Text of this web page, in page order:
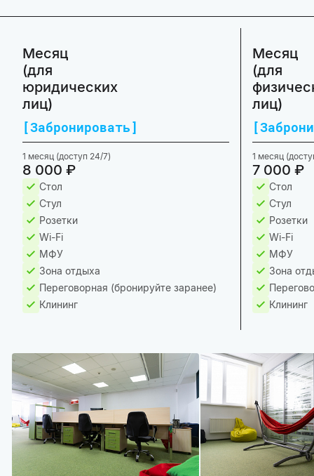
Забронировать
Месяц
(для
юридических
лиц)
1 месяц (доступ 24/7)
8 000 ₽
Стол
Стул
Розетки
Wi-Fi
МФУ
Зона отдыха
Переговорная (бронируйте заранее)
Клининг
Месяц
(для
лиц)
1 месяц
7 000 ₽
Стол
Стул
Розетки
Wi-Fi
МФУ
Зона
Клининг